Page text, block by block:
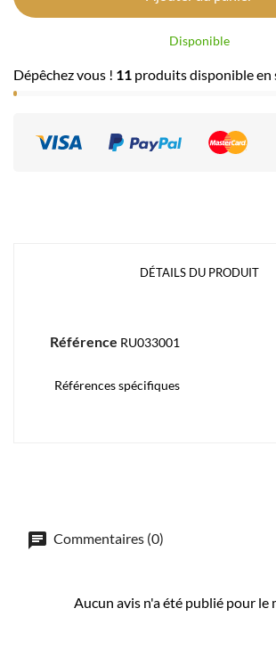
Disponible
Dépêchez vous ! 11 produits disponible en
DÉTAILS DU PRODUIT
Référence RU033001
Références spécifiques
Commentaires (0)
Aucun avis n'a été publié pour le